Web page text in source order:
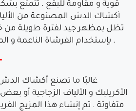
قوية و مقاومة للبقع . تتمتع
أكشاك الدش المصنوعة من
تظل بمظهر جيد لفترة طويلة من
بإستخدام الفرشاة الناعمة و المنظفات غير الكاشطة .
غالبًا ما تصنع أكشاك
الأكريليك و الألياف الزجاجية أو
متفاوتة . تم إنشاء هذا المزيج